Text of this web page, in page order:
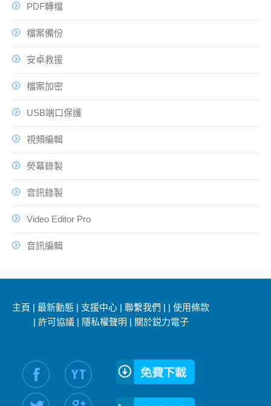
PDF轉檔
檔案備份
安卓救援
檔案加密
USB端口保護
視頻編輯
熒幕錄製
音訊錄製
Video Editor Pro
音訊編輯
主頁 |最新動態 | 支援中心 |聯繫我們 | |使用條款
| 許可協議| 隱私權聲明 | 關於鋭力電子
社交媒體信息：